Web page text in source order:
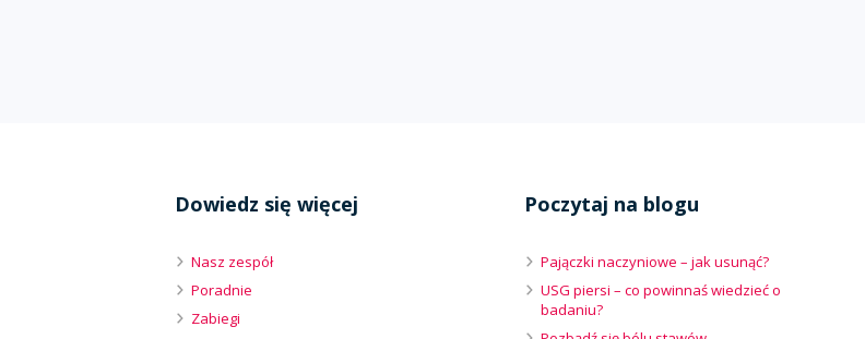
Dowiedz się więcej
Nasz zespół
Poradnie
Zabiegi
Poczytaj na blogu
Pajączki naczyniowe – jak usunąć?
USG piersi – co powinnaś wiedzieć o
badaniu?